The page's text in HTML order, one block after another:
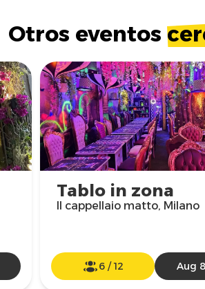
Otros eventos
Tablo in zona
Il cappellaio matto, Milano
6 /12 Aug